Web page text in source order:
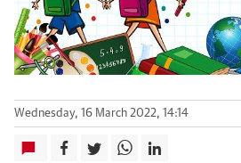
Wednesday, 16 March 2022, 14:14